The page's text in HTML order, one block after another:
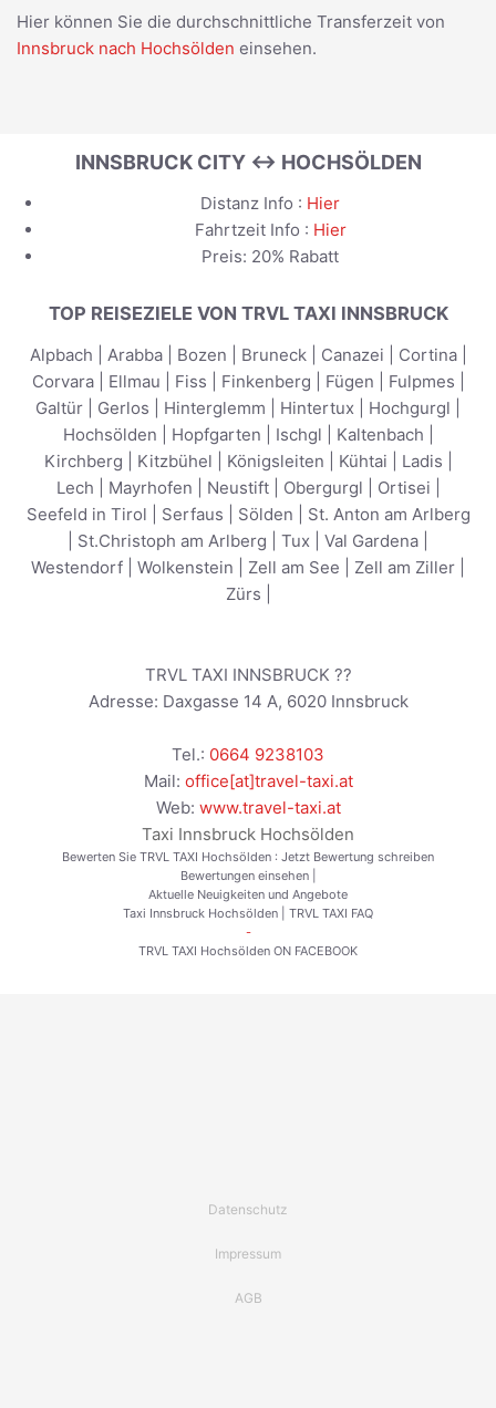
Hier können Sie die durchschnittliche Transferzeit von
Innsbruck nach Hochsölden einsehen.
INNSBRUCK CITY ↔ HOCHSÖLDEN
Distanz Info : Hier
Fahrtzeit Info : Hier
Preis: 20% Rabatt
TOP REISEZIELE VON TRVL TAXI INNSBRUCK
Alpbach Arabba| Bozen Bruneck| Canazei Cortina|
Corvara| Ellmau Fiss Finkenberg Fügen Fulpmes
Galtür
Gerlos Hinterglemm Hintertux Hochgurgl
Hochsölden
Hopfgarten Ischgl Kaltenbach
Kirchberg
Kitzbühel Königsleiten Kühtai Ladis
Lech
Mayrhofen Neustift| Obergurgl Ortisei
Seefeld in Tirol
Serfaus Sölden
St. Anton am Arlberg
St.Christoph am Arlberg Tux Val Gardena
Westendorf
Wolkenstein Zell am See Zell am Ziller
Zürs
TRVL TAXI INNSBRUCK ??
Adresse: Daxgasse 14 A, 6020 Innsbruck
Tel.: 0664 9238103
Mail: office[at]travel-taxi.at
Web: www.travel-taxi.at
Taxi Innsbruck Hochsölden
Bewerten Sie TRVL TAXI Hochsölden : Jetzt Bewertung schreiben
Bewertungen einsehen|
Aktuelle Neuigkeiten und Angebote
Taxi Innsbruck Hochsölden
TRVL TAXI FAQ
-
TRVL TAXI Hochsölden ON FACEBOOK
Datenschutz
Impressum
AGB